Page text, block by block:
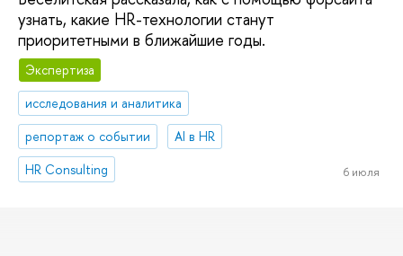
узнать, какие HR-технологии станут
приоритетными в ближайшие годы.
Экспертиза
исследования и аналитика
репортаж о событии
AI в HR
HR Consulting
6 июля